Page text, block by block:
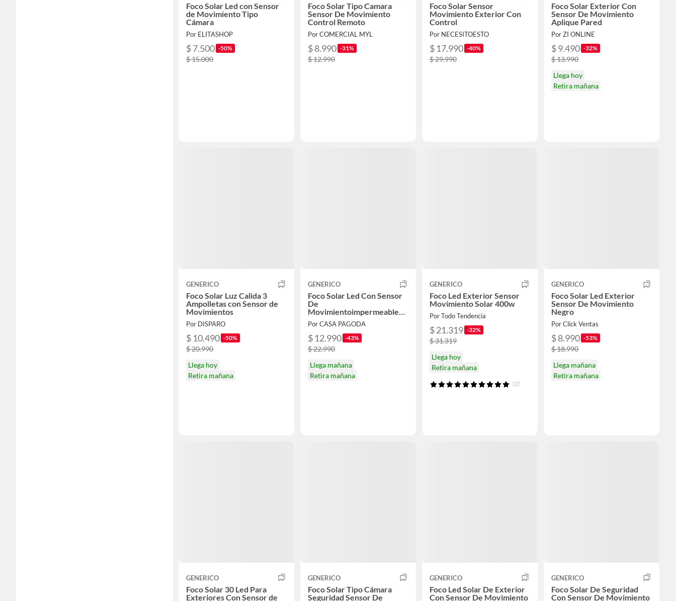
Foco Solar Led con Sensor
de Movimiento Tipo
Cámara
Por ELITASHOP
$ 7.500 -50%
$ 15.000
Foco Solar Tipo Camara
Sensor De Movimiento
Control Remoto
Por COMERCIAL MYL
$ 8.990 -31%
$ 12.990
Foco Solar Sensor
Movimiento Exterior Con
Control
Por NECESITOESTO
$ 17.990 -40%
$ 29.990
Foco Solar Exterior Con
Sensor De Movimiento
Aplique Pared
Por ZI ONLINE
$ 9.490 -32%
$ 13.990
Llega hoy
Retira mañana
GENERICO
Foco Solar Luz Calida 3
Ampolletas con Sensor de
Movimientos
Por DISPARO
$ 10.490 -50%
$ 20.990
Llega hoy
Retira mañana
GENERICO
Foco Solar Led Con Sensor
De
Movimientoimpermeable
Exterior
Por CASA PAGODA
$ 12.990 -43%
$ 22.990
Llega mañana
Retira mañana
GENERICO
Foco Led Exterior Sensor
Movimiento Solar 400w
Por Todo Tendencia
$ 21.319 -32%
$ 31.319
Llega hoy
Retira mañana
(2)
GENERICO
Foco Solar Led Exterior
Sensor De Movimiento
Negro
Por Click Ventas
$ 8.990 -53%
$ 18.990
Llega mañana
Retira mañana
GENERICO
Foco Solar 30 Led Para
Exteriores Con Sensor de
GENERICO
Foco Solar Tipo Cámara
Seguridad Sensor De
GENERICO
Foco Led Solar De Exterior
Con Sensor De Movimiento
GENERICO
Foco Solar De Seguridad
Con Sensor De Movimiento